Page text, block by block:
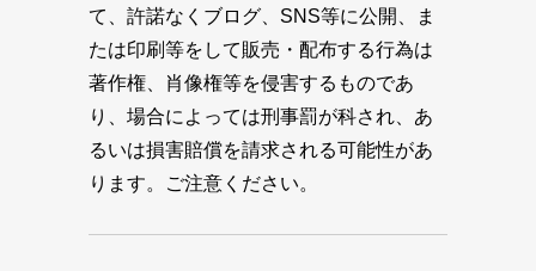
て、許諾なくブログ、SNS等に公開、ま
たは印刷等をして販売・配布する行為は
著作権、肖像権等を侵害するものであ
り、場合によっては刑事罰が科され、あ
るいは損害賠償を請求される可能性があ
ります。ご注意ください。